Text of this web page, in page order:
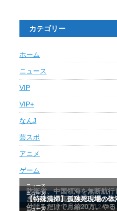
カテゴリー
ホーム
ニュース
VIP
VIP+
なんJ
芸スポ
アニメ
ゲーム
最近の人気記事ランキング